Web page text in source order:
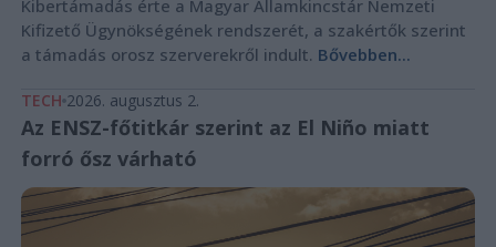
Kibertámadás érte a Magyar Államkincstár Nemzeti
Kifizető Ügynökségének rendszerét, a szakértők szerint
a támadás orosz szerverekről indult. Bővebben...
TECH 2026. augusztus 2.
Az ENSZ-főtitkár szerint az El Niño miatt
forró ősz várható